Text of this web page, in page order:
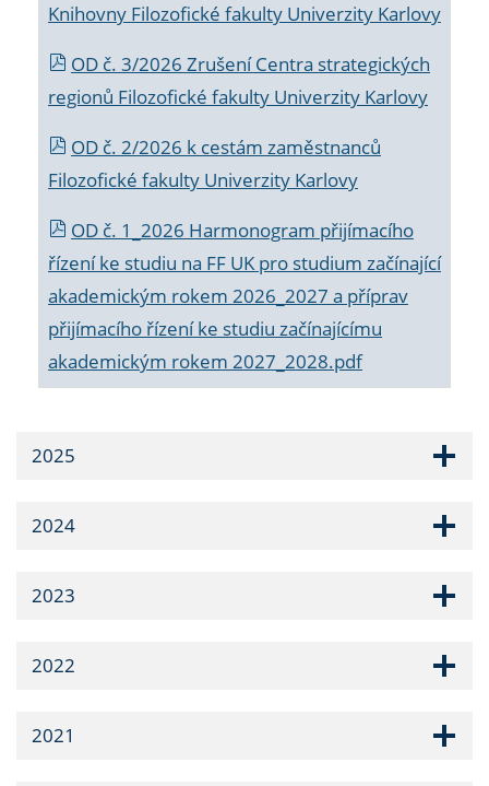
Knihovny Filozofické fakulty Univerzity Karlovy
OD č. 3/2026 Zrušení Centra strategických
regionů Filozofické fakulty Univerzity Karlovy
OD č. 2/2026 k cestám zaměstnanců
Filozofické fakulty Univerzity Karlovy
OD č. 1_2026 Harmonogram přijímacího
řízení ke studiu na FF UK pro studium začínající
akademickým rokem 2026_2027 a příprav
přijímacího řízení ke studiu začínajícímu
akademickým rokem 2027_2028.pdf
2025
2024
2023
2022
2021